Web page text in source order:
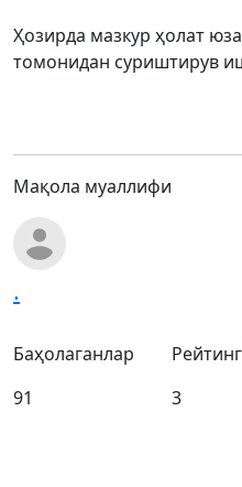
Ҳозирда мазкур ҳолат
томонидан суриштирув
Мақола муаллифи
.
Баҳолаганлар
91
Рейтинг
3